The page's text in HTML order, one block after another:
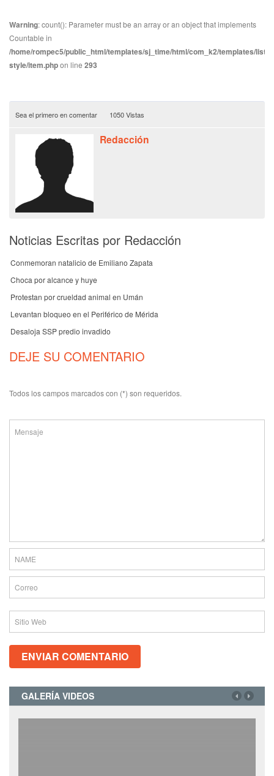
Warning: count(): Parameter must be an array or an object that implements
Countable in
/home/rompec5/public_html/templates/sj_time/html/com_k2/templates/
style/item.phpon line 293
Sea el primero en comentar 1050 Vistas
Redacción
Noticias Escritas por Redacción
Conmemoran natalicio de Emiliano Zapata
Choca por alcance y huye
Protestan por crueldad animal en Umán
Levantan bloqueo en el Periférico de Mérida
Desaloja SSP predio invadido
DEJE SU COMENTARIO
Todos los campos marcados con (*) son requeridos.
GALERÍA VIDEOS